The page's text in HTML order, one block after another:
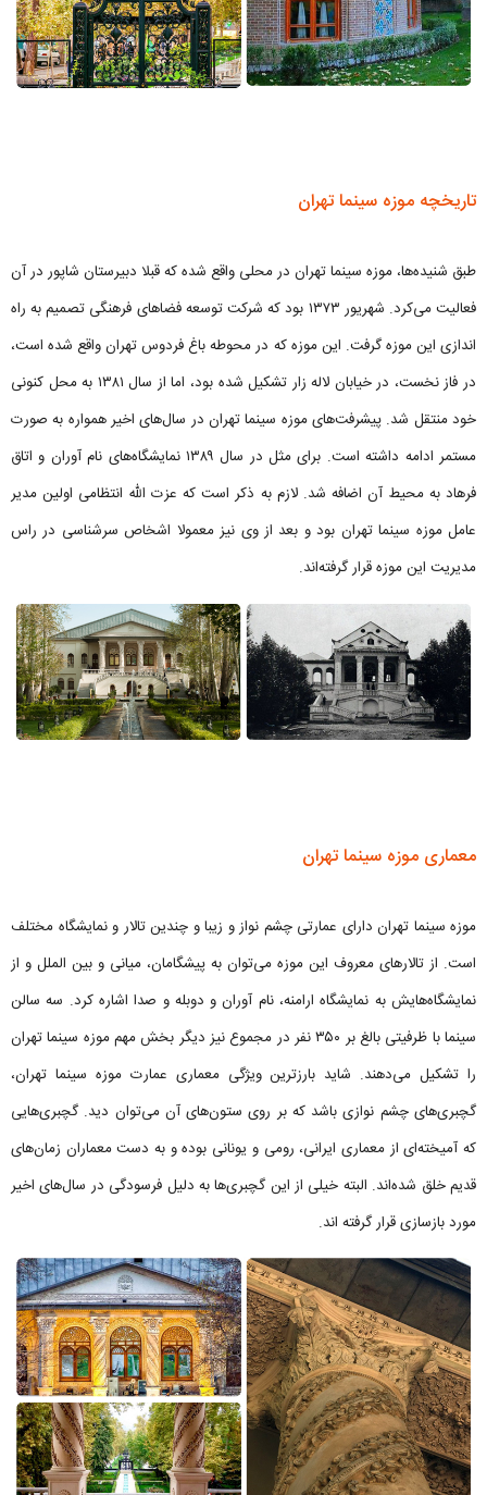
تاریخچه موزه سینما تهران
طبق شنیده‌ها، موزه سینما تهران در محلی واقع شده که قبلا دبیرستان شاپور در آن
فعالیت می‌کرد. شهریور ۱۳۷۳ بود که شرکت توسعه فضاهای فرهنگی تصمیم به راه
اندازی این موزه گرفت. این موزه که در محوطه باغ فردوس تهران واقع شده است،
در فاز نخست، در خیابان لاله زار تشکیل شده بود، اما از سال ۱۳۸۱ به محل کنونی
خود منتقل شد. پیشرفت‌های موزه سینما تهران در سال‌های اخیر همواره به صورت
مستمر ادامه داشته است. برای مثل در سال ۱۳۸۹ نمایشگاه‌های نام آوران و اتاق
فرهاد به محیط آن اضافه شد. لازم به ذکر است که عزت الله انتظامی اولین مدیر
عامل موزه سینما تهران بود و بعد از وی نیز معمولا اشخاص سرشناسی در راس
مدیریت این موزه قرار گرفته‌اند.
معماری موزه سینما تهران
موزه سینما تهران دارای عمارتی چشم نواز و زیبا و چندین تالار و نمایشگاه مختلف
است. از تالارهای معروف این موزه می‌توان به پیشگامان، میانی و بین الملل و از
نمایشگاه‌هایش به نمایشگاه ارامنه، نام آوران و دوبله و صدا اشاره کرد. سه سالن
سینما با ظرفیتی بالغ بر ۳۵۰ نفر در مجموع نیز دیگر بخش مهم موزه سینما تهران
را تشکیل می‌دهند. شاید بارزترین ویژگی‌ معماری عمارت موزه سینما تهران،
گچبری‌های چشم نوازی باشد که بر روی ستون‌های آن می‌توان دید. گچبری‌هایی
که آمیخته‌ای از معماری ایرانی، رومی و یونانی بوده و به دست معماران زمان‌های
قدیم خلق شده‌اند. البته خیلی از این گچبری‌ها به دلیل فرسودگی در سال‌های اخیر
مورد بازسازی قرار گرفته اند.